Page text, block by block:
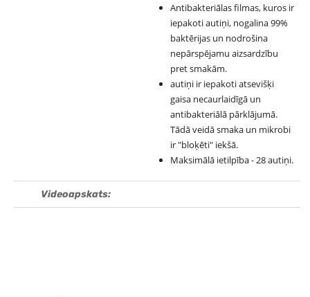
Antibakteriālas filmas, kuros ir
iepakoti autiņi, nogalina 99%
baktērijas un nodrošina
nepārspējamu aizsardzību
pret smakām.
autiņi ir iepakoti atsevišķi
gaisa necaurlaidīgā un
antibakteriālā pārklājumā.
Tādā veidā smaka un mikrobi
ir "bloķēti" iekšā.
Maksimālā ietilpība - 28 autiņi.
Videoapskats: